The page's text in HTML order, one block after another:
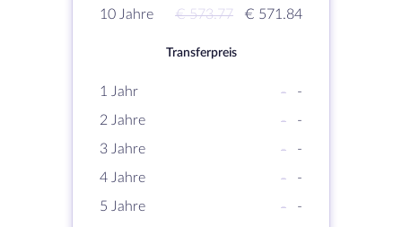
10 Jahre
€ 573.77 € 571.84
Transferpreis
1 Jahr -
-
2 Jahre
-
-
3 Jahre
-
-
4 Jahre
-
-
5 Jahre
-
-